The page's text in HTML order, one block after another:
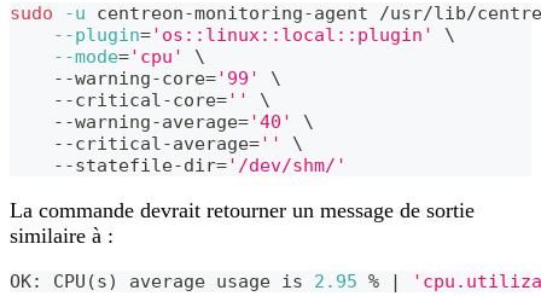
sudo -u centreon-monitoring-agent /usr/lib/
--plugin='os::linux::local::plugin'
\
--mode='cpu'
\
    --warning-core
='99'
\
    --critical-core
=''
\
    --warning-average
='40'
\
    --critical-average
=''
\
    --statefile-dir
='/dev/shm/'
La commande devrait retourner un message de sortie
similaire à :
OK: CPU (s) average usage is 2.95 % |